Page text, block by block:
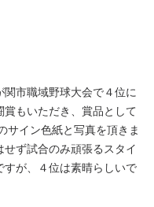
関市職域野球大会で４位に
賞もいただき、賞品として
サイン色紙と写真を頂きま
せず試合のみ頑張るスタイ
すが、４位は素晴らしいで